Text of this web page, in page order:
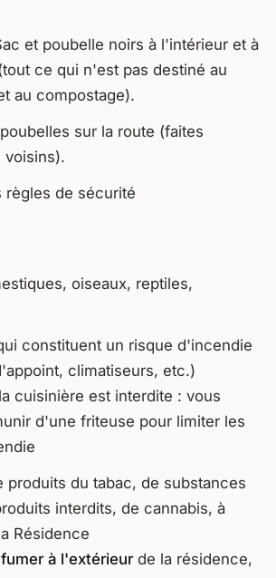
et poubelle noirs à l'intérieur et à
ce qui n'est pas destiné au
au compostage).
sur la route (faites
voisins).
règles de sécurité
oiseaux, reptiles,
constituent un risque d'incendie
climatiseurs, etc.)
cuisinière est interdite : vous
d'une friteuse pour limiter les
produits du tabac, de substances
interdits, de cannabis, à
Résidence
fumer à l'extérieurde la résidence,